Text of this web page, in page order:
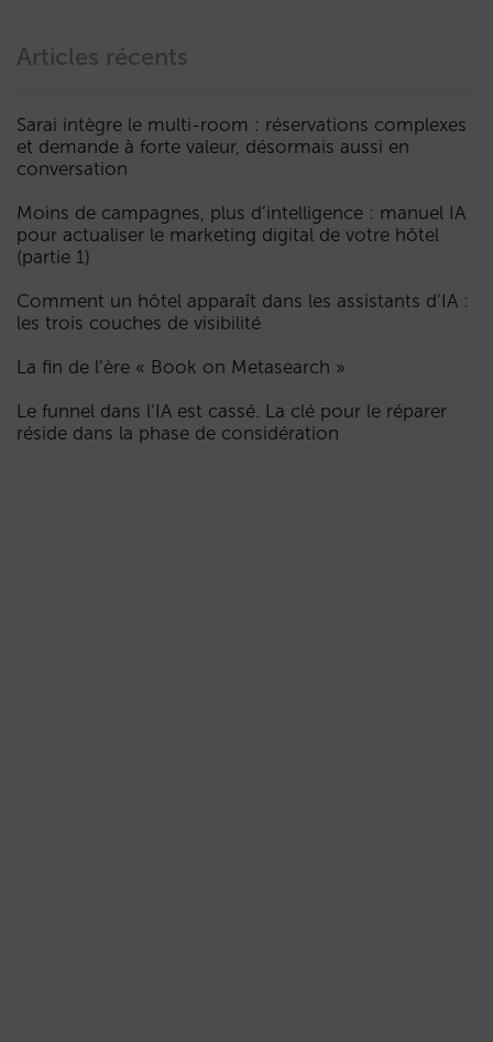
Articles récents
Sarai intègre le multi-room : réservations complexes
et demande à forte valeur, désormais aussi en
conversation
Moins de campagnes, plus d’intelligence : manuel IA
pour actualiser le marketing digital de votre hôtel
(partie 1)
Comment un hôtel apparaît dans les assistants d’IA :
les trois couches de visibilité
La fin de l’ère « Book on Metasearch »
Le funnel dans l’IA est cassé. La clé pour le réparer
réside dans la phase de considération